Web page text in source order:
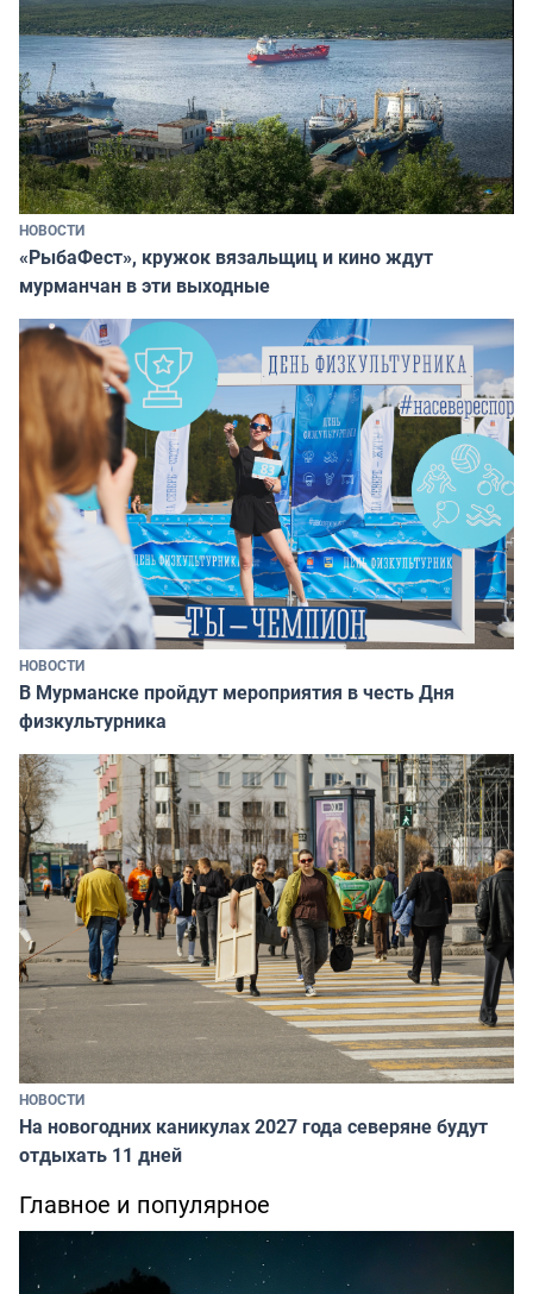
НОВОСТИ
«РыбаФест», кружок вязальщиц и кино ждут
мурманчан в эти выходные
НОВОСТИ
В Мурманске пройдут мероприятия в честь Дня
физкультурника
НОВОСТИ
На новогодних каникулах 2027 года северяне будут
отдыхать 11 дней
Главное и популярное